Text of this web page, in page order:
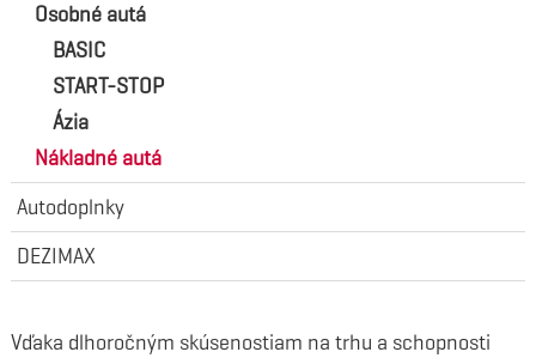
Vďaka dlhoročným skúsenostiam na trhu a schopnosti
Osobné autá
BASIC
START-STOP
Ázia
Nákladné autá
Autodoplnky
DEZIMAX